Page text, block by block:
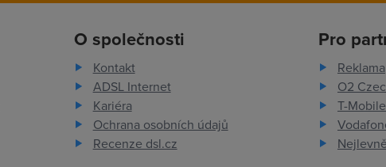
O společnosti
Kontakt
ADSL Internet
Kariéra
Ochrana osobních údajů
Recenze dsl.cz
Pro
Reklama
O2
T-Mobile